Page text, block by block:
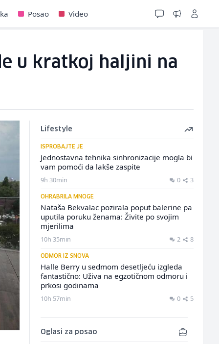
Posao Video
u kratkoj haljini na
Lifestyle
ISPROBAJTE JE
Jednostavna tehnika sinhronizacije mogla bi
vam pomoći da lakše zaspite
9h 30min 0 3
OHRABRILA MNOGE
Nataša Bekvalac pozirala poput balerine pa
uputila poruku ženama: Živite po svojim
mjerilima
10h 35min 2 8
ODMOR IZ SNOVA
Halle Berry u sedmom desetljeću izgleda
fantastično: Uživa na egzotičnom odmoru i
prkosi godinama
10h 57min 0 5
Oglasi za posao